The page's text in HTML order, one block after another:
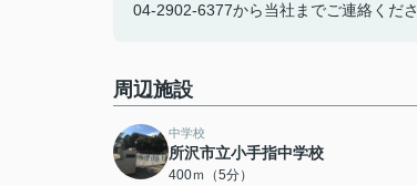
04-2902-6377から当社までご連絡くだ
周辺施設
中学校
所沢市立小手指中学校
400ｍ（5分）